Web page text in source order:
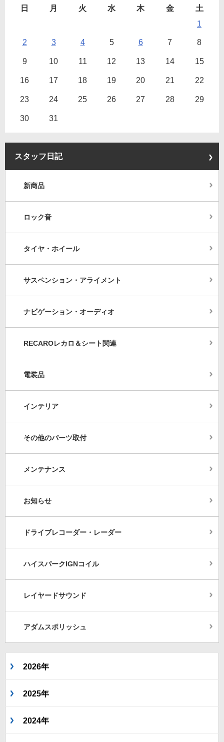
日 月 火 水 木 金
土
1
2 3 4 5 6 7 8
9 10 11 12 13 14 15
16 17 18 19 20 21 22
23 24 25 26 27 28 29
30 31
スタッフ日記
新商品
ロック音
タイヤ・ホイール
サスペンション・アライメント
ナビゲーション・オーディオ
RECAROレカロ＆シート関連
電装品
インテリア
その他のパーツ取付
メンテナンス
お知らせ
ドライブレコーダー・レーダー
ハイスパークIGNコイル
レイヤードサウンド
アダムスポリッシュ
2026年
2025年
2024年